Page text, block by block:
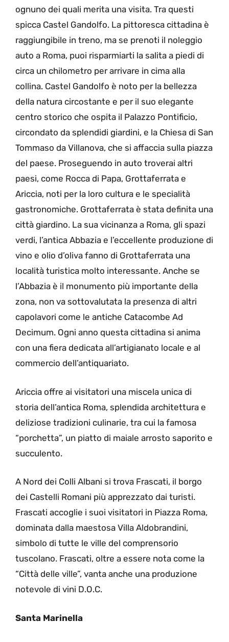
ognuno dei quali merita una visita. Tra questi
spicca Castel Gandolfo. La pittoresca cittadina è
raggiungibile in treno, ma se prenoti il noleggio
auto a Roma, puoi risparmiarti la salita a piedi di
circa un chilometro per arrivare in cima alla
collina. Castel Gandolfo è noto per la bellezza
della natura circostante e per il suo elegante
centro storico che ospita il Palazzo Pontificio,
circondato da splendidi giardini, e la Chiesa di San
Tommaso da Villanova, che si affaccia sulla piazza
del paese. Proseguendo in auto troverai altri
paesi, come Rocca di Papa, Grottaferrata e
Ariccia, noti per la loro cultura e le specialità
gastronomiche. Grottaferrata è stata definita una
città giardino. La sua vicinanza a Roma, gli spazi
verdi, l’antica Abbazia e l’eccellente produzione di
vino e olio d’oliva fanno di Grottaferrata una
località turistica molto interessante. Anche se
l’Abbazia è il monumento più importante della
zona, non va sottovalutata la presenza di altri
capolavori come le antiche Catacombe Ad
Decimum. Ogni anno questa cittadina si anima
con una fiera dedicata all’artigianato locale e al
commercio dell’antiquariato.
Ariccia offre ai visitatori una miscela unica di
storia dell’antica Roma, splendida architettura e
deliziose tradizioni culinarie, tra cui la famosa
“porchetta”, un piatto di maiale arrosto saporito e
succulento.
A Nord dei Colli Albani si trova Frascati, il borgo
dei Castelli Romani più apprezzato dai turisti.
Frascati accoglie i suoi visitatori in Piazza Roma,
dominata dalla maestosa Villa Aldobrandini,
simbolo di tutte le ville del comprensorio
tuscolano. Frascati, oltre a essere nota come la
“Città delle ville”, vanta anche una produzione
notevole di vini D.O.C.
Santa Marinella